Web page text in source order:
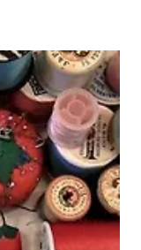
것에서부터 맛집을
반면, 전 그 음식점에
혹은 진행되고 있는 이
만 해도 할인카드를
했던 남자친구입니다.